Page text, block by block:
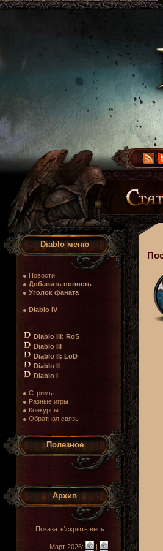
Diablo меню
● Новости
● Добавить новость
● Уголок фаната
● Diablo IV
Diablo III: RoS
Diablo III
Diablo II: LoD
Diablo II
Diablo I
● Стримы
● Разные игры
● Конкурсы
● Обратная связь
Полезное
Архив
Показать\скрыть весь
Март 2026:
|